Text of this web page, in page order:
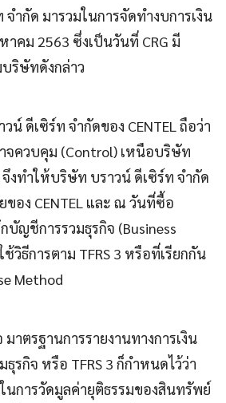
ำกัด มารวมในการจัดทำงบการเงิน
าคม 2563 ซึ่งเป็นวันที่ CRG มี
ริษัทดังกล่าว
น์ ดีเซิร์ท จำกัดของ CENTEL ถือว่า
จควบคุม (Control) เหนือบริษัท
งทำให้บริษัท บราวน์ ดีเซิร์ท จำกัด
อง CENTEL และ ณ วันที่ซื้อ
บัญชีการรวมธุรกิจ (Business
วิธีการตาม TFRS 3 หรือที่เรียกกัน
Method
มาตรฐานการรายงานทางการเงิน
ธุรกิจ หรือ TFRS 3 ก็กำหนดไว้ว่า
นการวัดมูลค่ายุติธรรมของสินทรัพย์